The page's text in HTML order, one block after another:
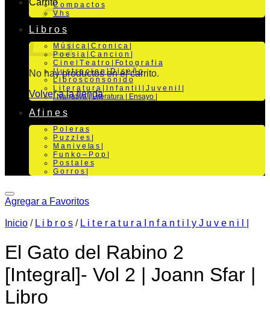
No hay productos en el carrito.
Volver a la tienda
C o m p a c t o s
V h s
L i b r o s
M ú s i c a | C r o n i c a |
P o e s i a | C a n c i o n |
C i n e | T e a t r o | Fo t o g r a f i a
I l u s t r a c i o n | D i s e ñ o
L i b r o s c o n s o n i d o
L i t e r a t u r a | I n f a n t i l | J u v e n i l |
| Narrativa | Literatura | Ensayo |
A f i n e s
P o l e r a s
P u z z l e s |
M a n i v e la s |
F u n k o – P o p |
P o s t a l e s
G o r r o s |
Agregar a Favoritos
Inicio / L i b r o s / L i t e r a t u r a I n f a n t i l y J u v e n i l |
El Gato del Rabino 2
[Integral]- Vol 2 | Joann Sfar |
Libro